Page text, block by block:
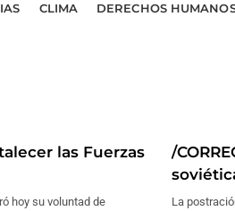
CLIMA DERECHOS
las Fuerzas
hoy su voluntad de
/
La